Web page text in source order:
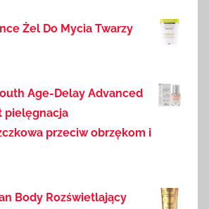
Żel Do Mycia Twarzy
Age-Delay Advanced
pielęgnacja
przeciw obrzękom i
Body Rozświetlający